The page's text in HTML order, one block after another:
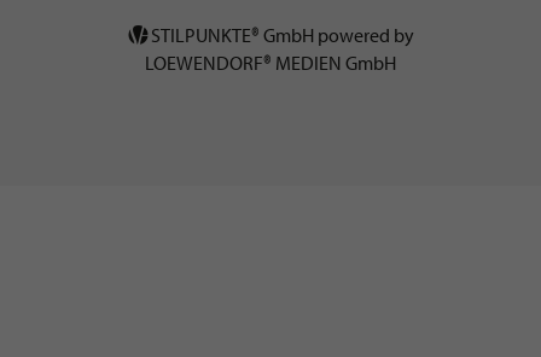
STILPUNKTE® GmbH powered by
LOEWENDORF® MEDIEN GmbH